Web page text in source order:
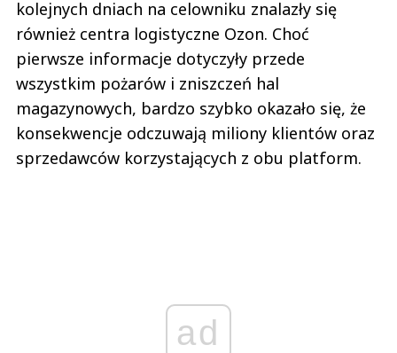
kolejnych dniach na celowniku znalazły się
również centra logistyczne Ozon. Choć
pierwsze informacje dotyczyły przede
wszystkim pożarów i zniszczeń hal
magazynowych, bardzo szybko okazało się, że
konsekwencje odczuwają miliony klientów oraz
sprzedawców korzystających z obu platform.
ad